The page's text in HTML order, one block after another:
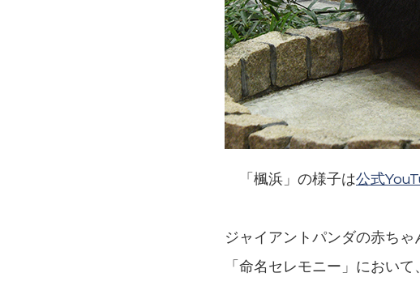
「楓浜」の様子は公式
ジャイアントパンダの赤ち
「命名セレモニー」におい